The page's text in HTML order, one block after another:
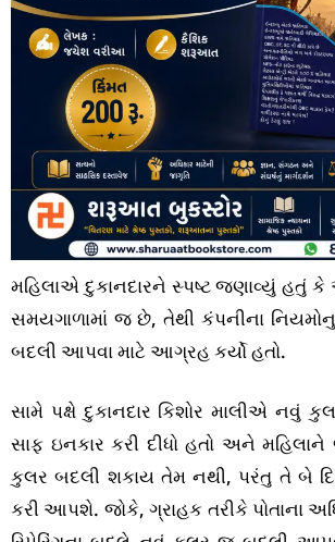
મહિલાએ દુકાનદારને સ્પષ્ટ જણાવ્યું હતું
સમયગાળામાં જ છે, તેથી કંપનીના
બદલી આપવા માટે આગ્રહ કર્યો હતો.
સામે પક્ષે દુકાનદાર કિશોર માલીએ નવું
સાફ ઇનકાર કરી દીધો હતો અને
કુલર બદલી શકાય તેમ નથી, પરંતુ તે બે
કરી આપશે. જોકે, ગ્રાહક તરીકે પોતાના